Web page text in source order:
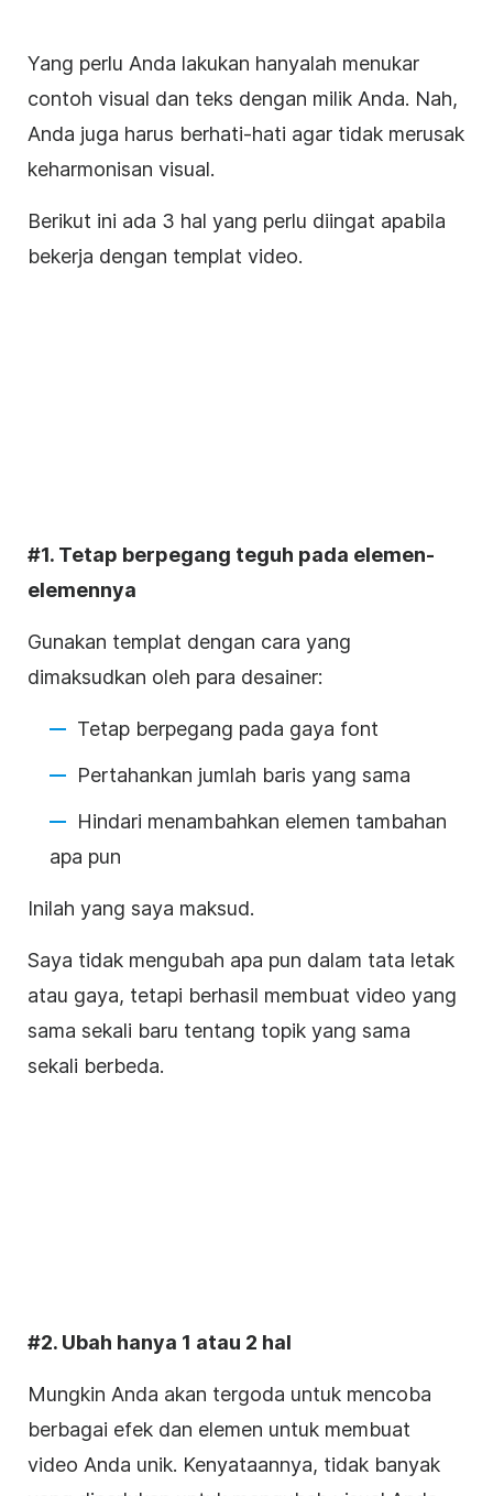
Yang perlu Anda lakukan hanyalah menukar
contoh visual dan teks dengan milik Anda. Nah,
Anda juga harus berhati-hati agar tidak merusak
keharmonisan visual.
Berikut ini ada 3 hal yang perlu diingat apabila
bekerja dengan templat video.
#1. Tetap berpegang teguh pada elemen-
elemennya
Gunakan templat dengan cara yang
dimaksudkan oleh para desainer:
Tetap berpegang pada gaya font
Pertahankan jumlah baris yang sama
Hindari menambahkan elemen tambahan
apa pun
Inilah yang saya maksud.
Saya tidak mengubah apa pun dalam tata letak
atau gaya, tetapi berhasil membuat video yang
sama sekali baru tentang topik yang sama
sekali berbeda.
#2. Ubah hanya 1 atau 2 hal
Mungkin Anda akan tergoda untuk mencoba
berbagai efek dan elemen untuk membuat
video Anda unik. Kenyataannya, tidak banyak